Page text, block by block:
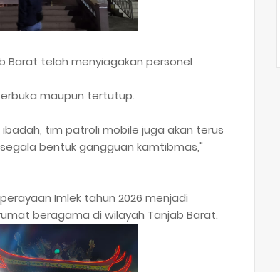
Barat telah menyiagakan personel
maupun tertutup.
tim patroli mobile juga akan terus
bentuk gangguan kamtibmas,"
Imlek tahun 2026 menjadi
beragama di wilayah Tanjab Barat.